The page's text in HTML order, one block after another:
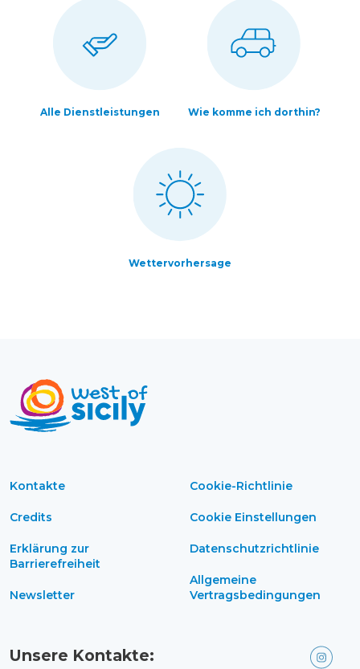
Alle Dienstleistungen Wie komme ich dorthin?
Wettervorhersage
Kontakte
Credits
Erklärung zur
Barrierefreiheit
Newsletter
Cookie-Richtlinie
Cookie Einstellungen
Datenschutzrichtlinie
Allgemeine
Vertragsbedingungen
Unsere Kontakte: